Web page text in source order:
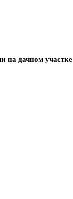
на дачном участке